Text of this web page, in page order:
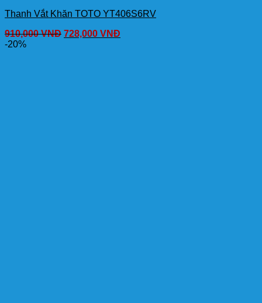
Thanh Vắt Khăn TOTO YT406S6RV
910,000VNĐ 728,000 VNĐ
-20%